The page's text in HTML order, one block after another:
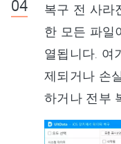
복구 전 사라
한 모든 파일
열됩니다. 여
제되거나 손
하거나 전부